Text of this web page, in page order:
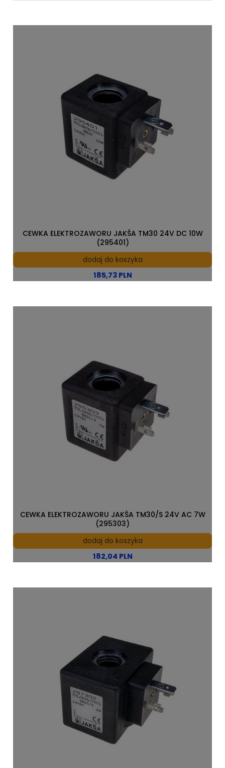
185,73 PLN
CEWKA ELEKTROZAWORU JAKŠA TM30 24V DC 10W
(295401)
dodaj do koszyka
182,04 PLN
CEWKA ELEKTROZAWORU JAKŠA TM30/S 24V AC 7W
(295303)
dodaj do koszyka